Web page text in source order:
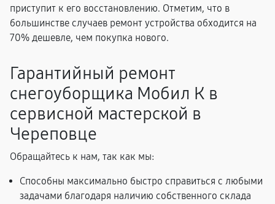
приступит к его восстановлению. Отметим, что в
большинстве случаев ремонт устройства обходится на
70% дешевле, чем покупка нового.
Гарантийный ремонт
снегоуборщика Мобил К в
сервисной мастерской в
Череповце
Обращайтесь к нам, так как мы:
Способны максимально быстро справиться с любыми
задачами благодаря наличию собственного склада